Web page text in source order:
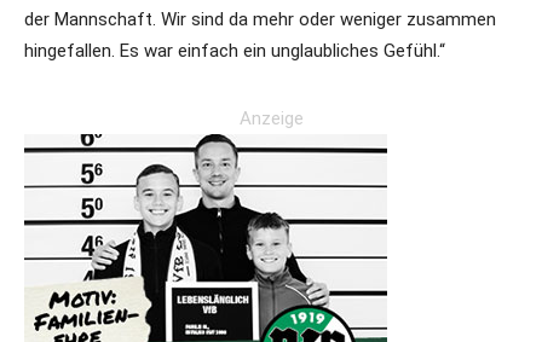
der Mannschaft. Wir sind da mehr oder weniger zusammen
hingefallen. Es war einfach ein unglaubliches Gefühl.“
Anzeige